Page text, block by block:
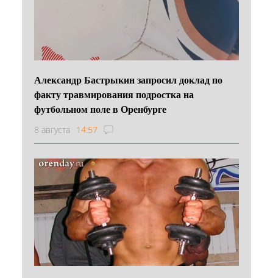
Александр Бастрыкин запросил доклад по
факту травмирования подростка на
футбольном поле в Оренбурге
8 августа 14:57